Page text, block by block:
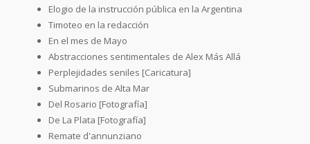
Elogio de la instrucción pública en la Argentina
Timoteo en la redacción
En el mes de Mayo
Abstracciones sentimentales de Alex Más Allá
Perplejidades seniles [Caricatura]
Submarinos de Alta Mar
Del Rosario [Fotografía]
De La Plata [Fotografía]
Remate d'annunziano